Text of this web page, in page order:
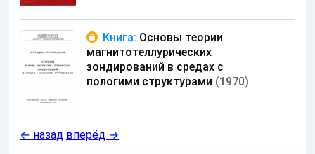
Книга: Основы теории
магнитотеллурических
зондирований в средах с
пологими структурами (1970)
← назад вперёд →